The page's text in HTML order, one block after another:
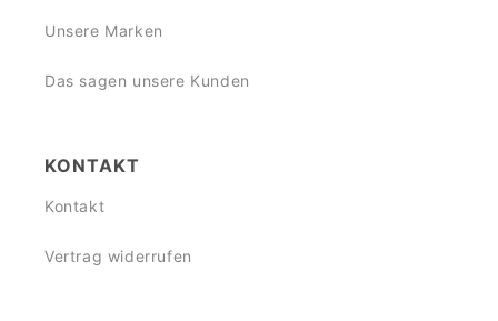
Unsere Marken
Das sagen unsere Kunden
KONTAKT
Kontakt
Vertrag widerrufen